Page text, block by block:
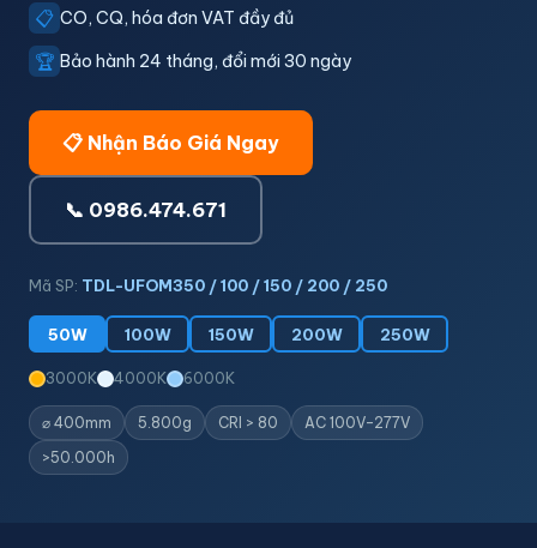
📋 CO, CQ, hóa đơn VAT đầy đủ
🏆 Bảo hành 24 tháng, đổi mới 30 ngày
📋 Nhận Báo Giá Ngay
📞 0986.474.671
Mã SP: TDL-UFOM350 / 100 / 150 / 200 / 250
50W 100W 150W 200W 250W
3000K 4000K 6000K
⌀ 400mm 5.800g CRI > 80
AC 100V–277V
>50.000h